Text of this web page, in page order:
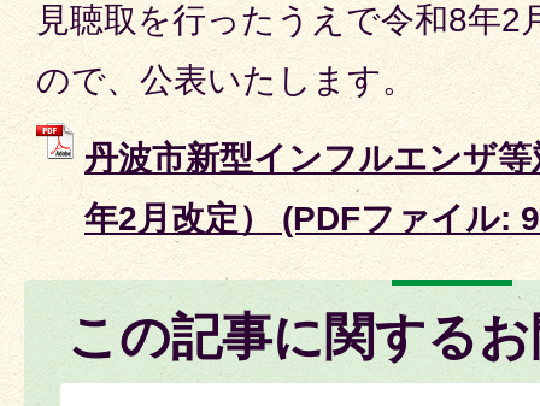
見聴取を行ったうえで令和8年2
ので、公表いたします。
丹波市新型インフルエンザ
年2月改定） (PDFファイル:
この記事に関する